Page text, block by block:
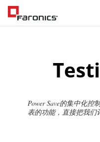
Power Save的集中化
表的功能，直接把我们